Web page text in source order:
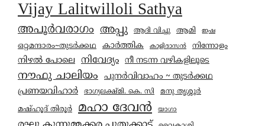
Vijay Lalitwilloli Sathya
അപൂർവരാഗം അപ്പു ആദി വിച്ചു ആമി ഇഷ
ഒറ്റമന്ദാരം~തുടർക്കഥ കാര്‍ത്തിക കാളിദാസൻ നിന്നോളം
നിഴൽ പോലെ നിവേദ്യം നീ നടന്ന വഴികളിലൂടെ
നൗഫു ചാലിയം പുനർവിവാഹം ~ തുടർക്കഥ
പ്രണയവിഹാർ ഭാഗ്യലക്ഷ്മി. കെ. സി
മനു തൃശ്ശൂർ
മഷ്ഹൂദ് തിരൂർ
മഹാ ദേവൻ യാഗാ